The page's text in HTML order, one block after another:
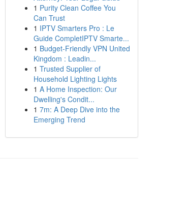
1 Purity Clean Coffee You
Can Trust
1 IPTV Smarters Pro : Le
Guide CompletIPTV Smarte...
1 Budget-Friendly VPN United
Kingdom : Leadin...
1 Trusted Supplier of
Household Lighting Lights
1 A Home Inspection: Our
Dwelling's Condit...
1 7m: A Deep Dive into the
Emerging Trend